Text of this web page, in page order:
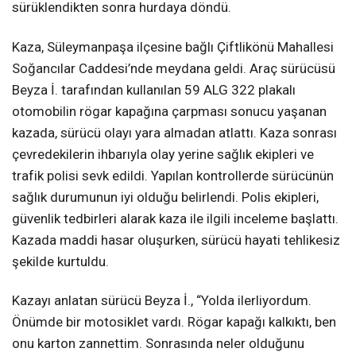
sürüklendikten sonra hurdaya döndü.
Kaza, Süleymanpaşa ilçesine bağlı Çiftlikönü Mahallesi
Soğancılar Caddesi’nde meydana geldi. Araç sürücüsü
Beyza İ. tarafından kullanılan 59 ALG 322 plakalı
otomobilin rögar kapağına çarpması sonucu yaşanan
kazada, sürücü olayı yara almadan atlattı. Kaza sonrası
çevredekilerin ihbarıyla olay yerine sağlık ekipleri ve
trafik polisi sevk edildi. Yapılan kontrollerde sürücünün
sağlık durumunun iyi olduğu belirlendi. Polis ekipleri,
güvenlik tedbirleri alarak kaza ile ilgili inceleme başlattı.
Kazada maddi hasar oluşurken, sürücü hayati tehlikesiz
şekilde kurtuldu.
Kazayı anlatan sürücü Beyza İ., “Yolda ilerliyordum.
Önümde bir motosiklet vardı. Rögar kapağı kalkıktı, ben
onu karton zannettim. Sonrasında neler olduğunu